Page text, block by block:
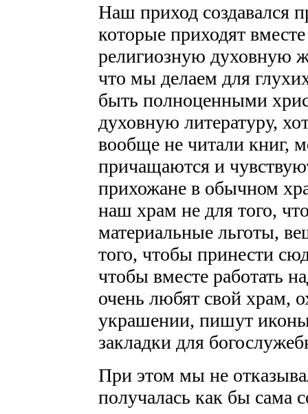
Наш приход создавался
которые приходят
религиозную духовную
что мы делаем для
быть полноценными
духовную литературу,
вообще не читали книг,
причащаются и
прихожане в обычном
наш храм не для того,
материальные льготы,
того, чтобы принести
чтобы вместе работать
очень любят свой храм,
украшении, пишут
закладки для
При этом мы не
получалась как бы сама